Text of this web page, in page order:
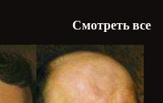
Смотреть все